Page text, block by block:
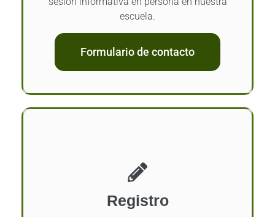
escuela.
Formulario de contacto
Registro